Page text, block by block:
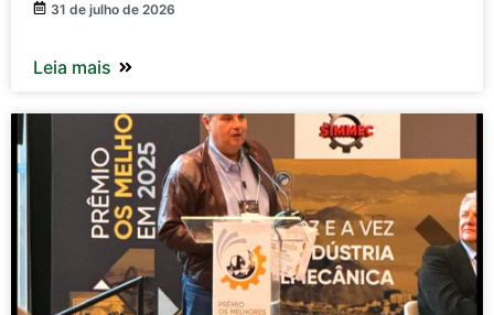
31 de julho de 2026
Leia mais